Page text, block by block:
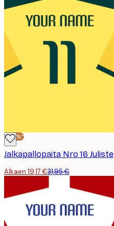
-40%*
Jalkapallopaita Nro 16 Juliste
Alkaen 19,17 €31,95 €